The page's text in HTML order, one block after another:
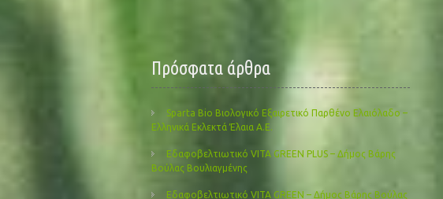
Πρόσφατα άρθρα
Sparta Bio Βιολογικό Εξαιρετικό Παρθένο Ελαιόλαδο –
Ελληνικά Εκλεκτά Έλαια Α.Ε.
Εδαφοβελτιωτικό VITA GREEN PLUS – Δήμος Βάρης
Βούλας Βουλιαγμένης
Εδαφοβελτιωτικό VITA GREEN – Δήμος Βάρης Βούλας